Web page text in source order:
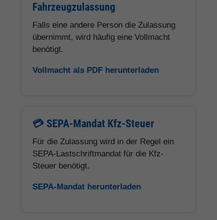
Fahrzeugzulassung
Falls eine andere Person die Zulassung
übernimmt, wird häufig eine Vollmacht
benötigt.
Vollmacht als PDF herunterladen
💳 SEPA-Mandat Kfz-Steuer
Für die Zulassung wird in der Regel ein
SEPA-Lastschriftmandat für die Kfz-
Steuer benötigt.
SEPA-Mandat herunterladen